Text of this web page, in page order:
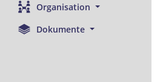
Organisation
Dokumente